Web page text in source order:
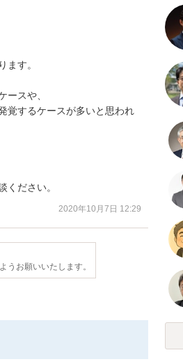
ます。
ースや、
覚するケースが多いと思われ
ください。
2020年10月7日 12:29
うお願いいたします。